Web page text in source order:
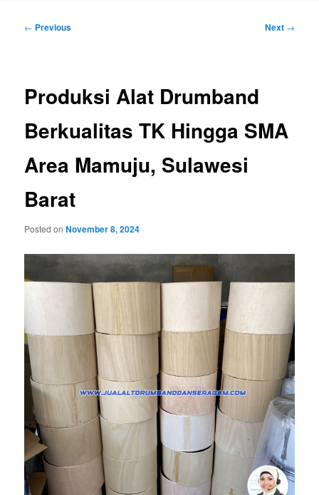
Post
← Previous Next →
Produksi Alat Drumband
Berkualitas TK Hingga SMA
Area Mamuju, Sulawesi
Barat
Posted onNovember 8, 2024